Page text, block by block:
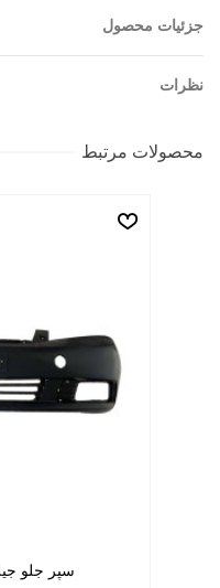
جزئیات محصول
نظرات
محصولات مرتبط
سپر جلو جیلی